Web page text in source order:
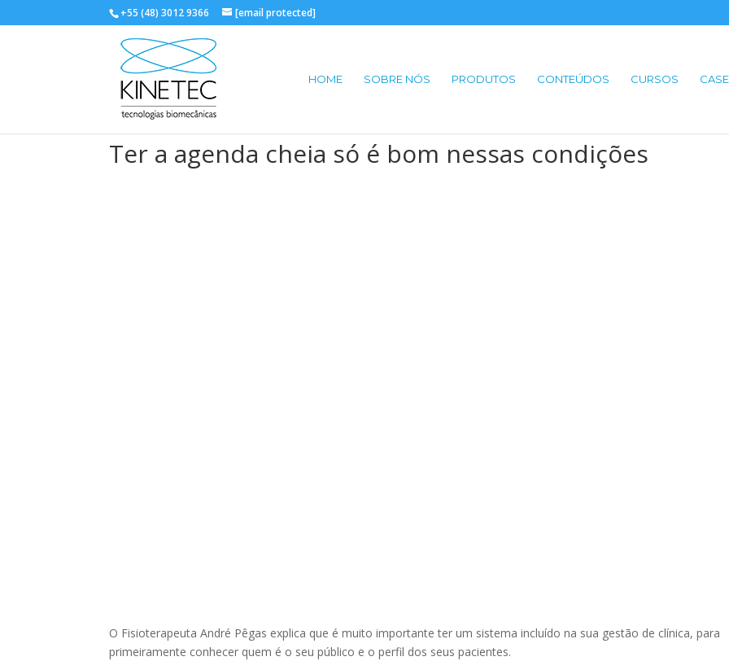
+55 (48) 3012 9366 [email protected]
HOME SOBRE NÓS PRODUTOS CONTEÚDOS CURSOS
Ter a agenda cheia só é bom nessas condições
O Fisioterapeuta André Pêgas explica que é muito importante ter um sistema incluído na sua gestão de clínica, para
primeiramente conhecer quem é o seu público e o perfil dos seus pacientes.